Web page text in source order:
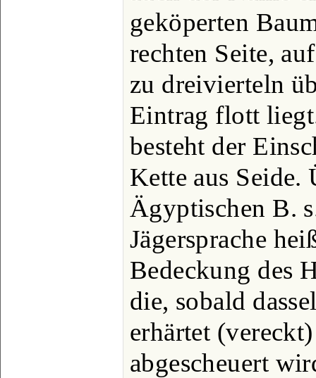
geköperten
rechten Seite,
zu dreivierteln
Eintrag flott
besteht der
Kette aus Seide.
Ägyptischen B.
Jägersprache
Bedeckung des
die, sobald
erhärtet
abgescheuert